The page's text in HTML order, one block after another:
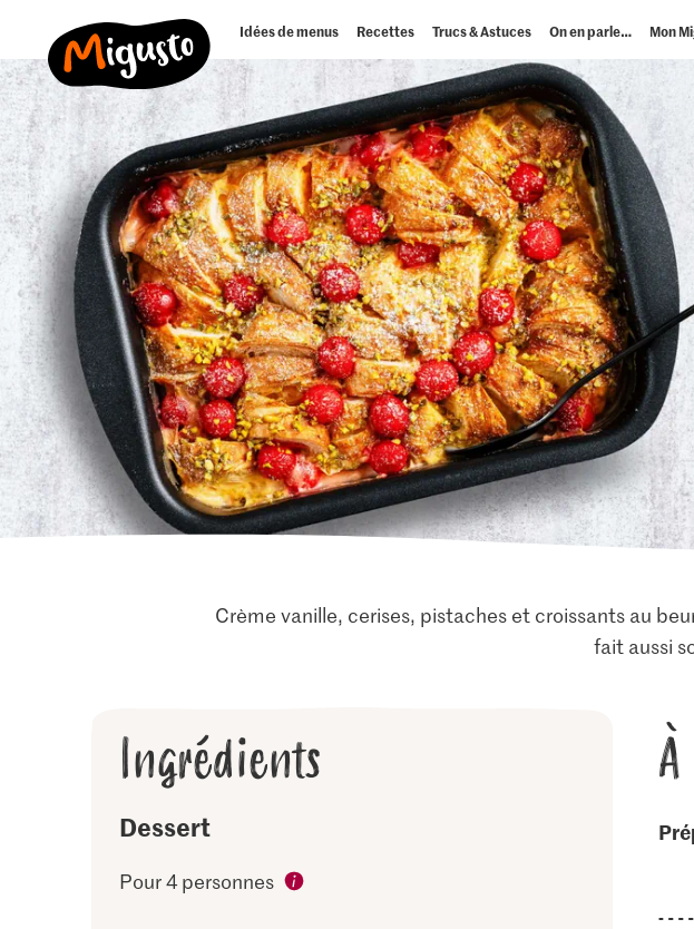
Idées de menus Recettes Trucs & Astuces On en parle… Mon
Crème vanille, cerises, pistaches et croissants au
fait aussi
Ingrédients
Dessert
Pour 4 personnes